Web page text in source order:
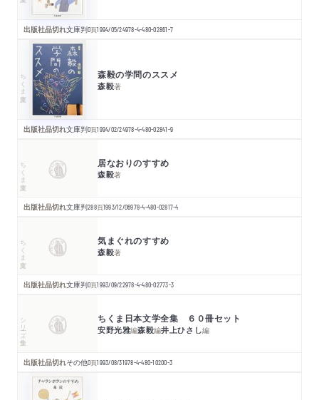
出版社品切れ文庫判0頁1994/05/24978-4-480-02861-7
ちくま文庫 森毅の学問のススメ
森毅著
出版社品切れ文庫判0頁1994/02/24978-4-480-02841-9
ちくま文庫 居なおりのすすめ
森毅著
出版社品切れ文庫判288頁1993/12/06978-4-480-02817-4
ちくま文庫 気まぐれのすすめ
森毅著
出版社品切れ文庫判0頁1993/09/22978-4-480-02773-3
シリーズ・全集 ちくま日本文学全集 ６０冊セット
安野光雅編森毅編井上ひさし編
出版社品切れその他0頁1993/08/31978-4-480-10200-3